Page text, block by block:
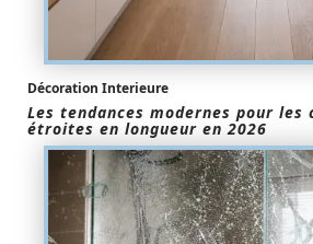
Décoration Interieure
Les tendances modernes pour les
étroites en longueur en 2026